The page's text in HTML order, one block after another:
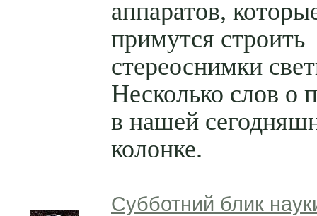
аппаратов,
примутся строить
стереоснимки
Несколько слов о
в нашей
колонке.
Субботний блик